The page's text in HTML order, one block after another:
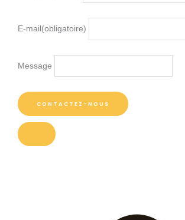
E-mail (obligatoire)
Message
CONTACTEZ-NOUS